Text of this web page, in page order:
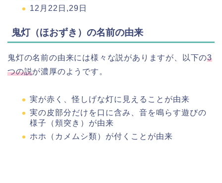
12月22日,29日
鬼灯（ほおずき）の名前の由来
鬼灯の名前の由来には様々な説がありますが、以下の3
つの説が濃厚のようです。
実が赤く、怪しげな灯に見えることが由来
実の皮部分だけを口に含み、音を鳴らす遊びの
様子（頬突き）が由来
ホホ（カメムシ類）が付くことが由来